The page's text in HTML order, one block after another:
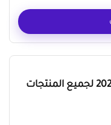
كود خصم نون 2026 لجميع المنتجات